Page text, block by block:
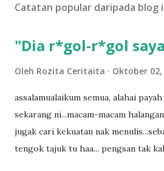
Catatan popular daripada blog
"Dia r*gol-r*gol
Oleh Rozita Ceritaita Oktober 02,
assalamualaikum semua, alahai
sekarang ni...macam-macam
jugak cari kekuatan nak
tengok tajuk tu haa... pengsan tak